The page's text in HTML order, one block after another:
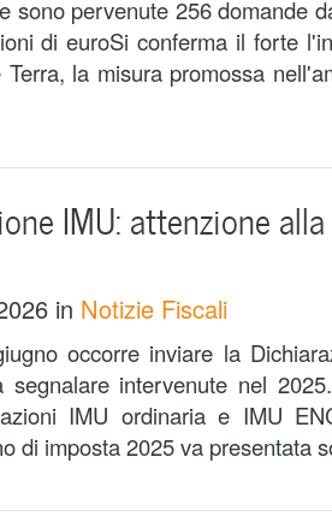
sono pervenute 256 domande
di euroSi conferma il forte
Terra, la misura promossa
IMU: attenzione
in Notizie Fiscali
occorre inviare la
segnalare intervenute nel
IMU ordinaria e IMU
di imposta 2025 va presentata